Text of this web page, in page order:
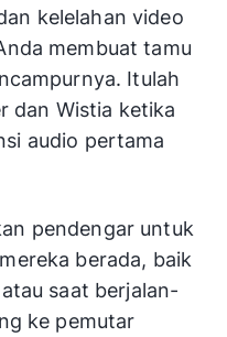
kelelahan video
membuat tamu
Itulah
dan Wistia ketika
audio pertama
pendengar untuk
berada, baik
saat berjalan-
ke pemutar